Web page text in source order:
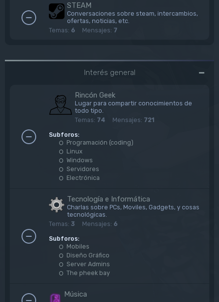
STEAM
Conversaciones sobre steam, intercambios,
ofertas, noticias, etc.
Temas: 6 Mensajes: 7
Interés general
Rincón Geek
Lugar para compartir conocimientos de
todo tipo.
Temas: 74 Mensajes: 721
Subforos:
Programación (coding)
Linux
Windows
Servidores
Electrónica
Tecnología e Informática
Charlas sobre PCs, Moviles, Gadgets, y cosas
tecnológicas.
Temas: 3 Mensajes: 6
Subforos:
Mobiles
Diseño Gráfico
Server Admins
The pheek bay
Música